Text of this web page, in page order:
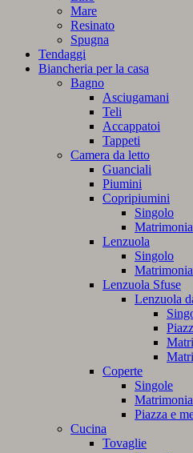
Mare
Resinato
Spugna
Tendaggi
Biancheria per la casa
Bagno
Asciugamani
Teli
Accappatoi
Tappeti
Camera da letto
Guanciali
Piumini
Copripiumini
Singolo
Lenzuola
Singolo
Lenzuola Sfuse
Lenzuola
Coperte
Singole
Piazza e
Cucina
Tovaglie